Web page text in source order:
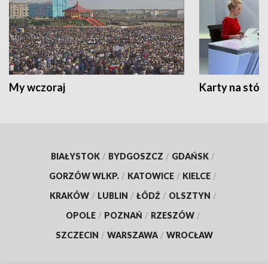
My wczoraj Karty na
BIAŁYSTOK / BYDGOSZCZ / GDAŃSK /
GORZÓW WLKP. / KATOWICE / KIELCE /
KRAKÓW / LUBLIN / ŁÓDŹ / OLSZTYN /
OPOLE / POZNAŃ / RZESZÓW /
SZCZECIN / WARSZAWA / WROCŁAW